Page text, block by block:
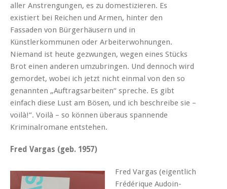
aller Anstrengungen, es zu domestizieren. Es
existiert bei Reichen und Armen, hinter den
Fassaden von Bürgerhäusern und in
Künstlerkommunen oder Arbeiterwohnungen.
Niemand ist heute gezwungen, wegen eines Stücks
Brot einen anderen umzubringen. Und dennoch wird
gemordet, wobei ich jetzt nicht einmal von den so
genannten „Auftragsarbeiten“ spreche. Es gibt
einfach diese Lust am Bösen, und ich beschreibe sie –
voilà!“. Voilà – so können überaus spannende
Kriminalromane entstehen.
Fred Vargas (geb. 1957)
Fred Vargas (eigentlich
Frédérique Audoin-